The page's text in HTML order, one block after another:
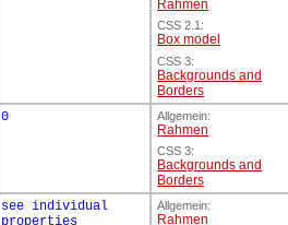
Rahmen
CSS 2.1:
Box model
CSS 3:
Backgrounds and
Borders
0 Allgemein:
Rahmen
CSS 3:
Backgrounds and
Borders
see individual
properties
Allgemein:
Rahmen